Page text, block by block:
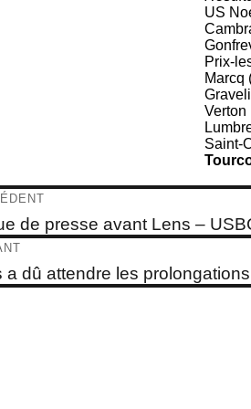
US
Prix-
Marcq
Verton
Saint-
:
de presse avant Lens –
:
a dû attendre les prolongations